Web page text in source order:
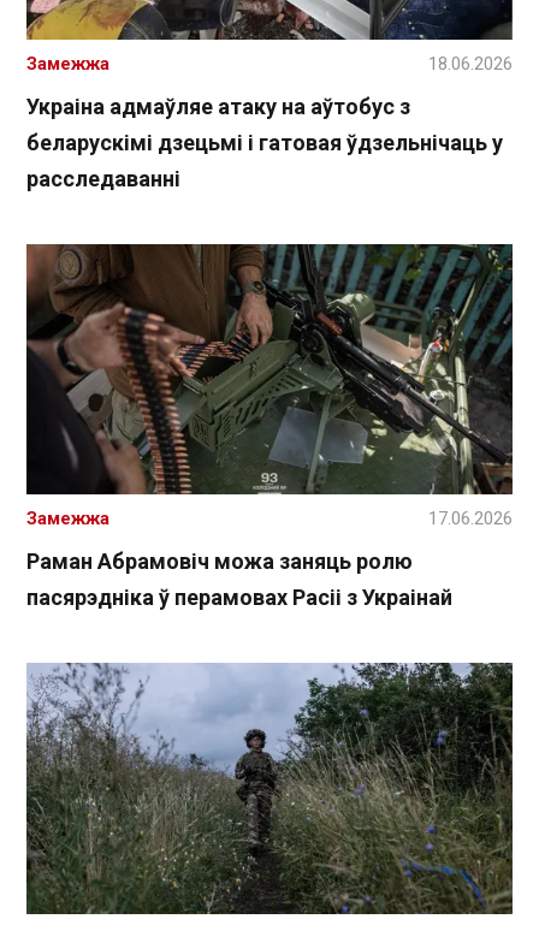
Украіна адмаўляе атаку на аўтобус з
беларускімі дзецьмі і гатовая ўдзельнічаць у
расследаванні
Замежжа 18.06.2026
Раман Абрамовіч можа заняць ролю
пасярэдніка ў перамовах Расіі з Украінай
Замежжа 17.06.2026